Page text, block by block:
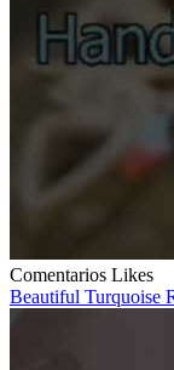
Comentarios Likes
Beautiful Turquoise